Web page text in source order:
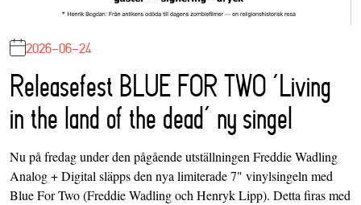
2026-06-24
Releasefest BLUE FOR TWO ‘Living
in the land of the dead’ ny singel
Nu på fredag under den pågående utställningen Freddie Wadling
Analog + Digital släpps den nya limiterade 7" vinylsingeln med
Blue For Two (Freddie Wadling och Henryk Lipp). Detta firas med